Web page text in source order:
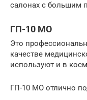
салонах с большим
ГП-10 МО
Это
качестве
используют и в
ГП-10 МО отлично